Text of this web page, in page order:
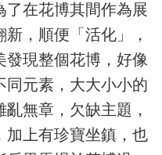
了在花博其間作為展
，順便「活化」，
發現整個花博，好像
同元素，大大小小的
無章，欠缺主題，
加上有珍寶坐鎮，也